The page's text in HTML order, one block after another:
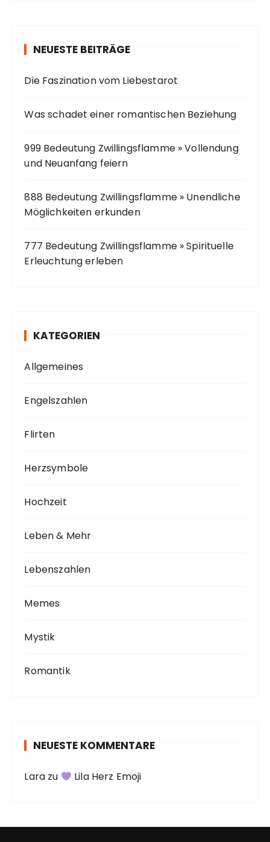
h
NEUESTE BEITRÄGE
Die Faszination vom Liebestarot
Was schadet einer romantischen Beziehung
999 Bedeutung Zwillingsflamme » Vollendung
und Neuanfang feiern
888 Bedeutung Zwillingsflamme » Unendliche
Möglichkeiten erkunden
777 Bedeutung Zwillingsflamme » Spirituelle
Erleuchtung erleben
KATEGORIEN
Allgemeines
Engelszahlen
Flirten
Herzsymbole
Hochzeit
Leben & Mehr
Lebenszahlen
Memes
Mystik
Romantik
NEUESTE KOMMENTARE
Lara zu Lila Herz Emoji